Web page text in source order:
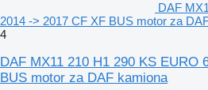
DAF
2014 -> 2017 CF XF BUS motor za
4
DAF MX11 210 H1 290 KS EURO
BUS motor za DAF kamiona